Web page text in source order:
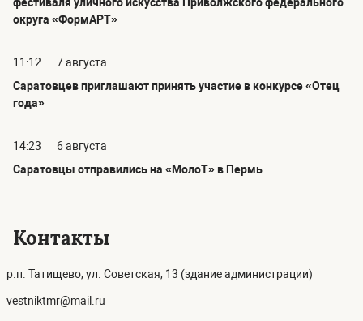
округа «ФормАРТ»
11:12
7 августа
Саратовцев приглашают принять участие в конкурсе «Отец
года»
14:23
6 августа
Саратовцы отправились на «МолоТ» в Пермь
Контакты
р.п. Татищево, ул. Советская, 13 (здание администрации)
vestniktmr@mail.ru